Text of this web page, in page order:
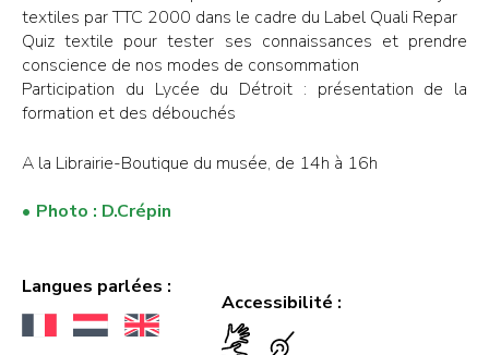
textiles par TTC 2000 dans le cadre du Label Quali Repar
Quiz textile pour tester ses connaissances et prendre
conscience de nos modes de consommation
Participation du Lycée du Détroit : présentation de la
formation et des débouchés
A la Librairie-Boutique du musée, de 14h à 16h
Photo : D.Crépin
Langues parlées :
Accessibilité :